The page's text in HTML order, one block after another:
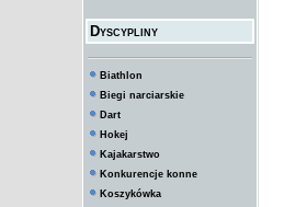
Dyscypliny
Biathlon
Biegi narciarskie
Dart
Hokej
Kajakarstwo
Konkurencje konne
Koszykówka